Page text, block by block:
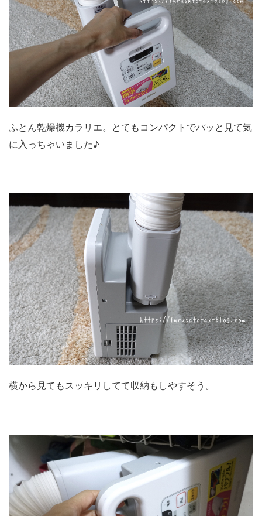
ふとん乾燥機カラリエ。とてもコンパクトでパッと見て気
に入っちゃいました♪
横から見てもスッキリしてて収納もしやすそう。